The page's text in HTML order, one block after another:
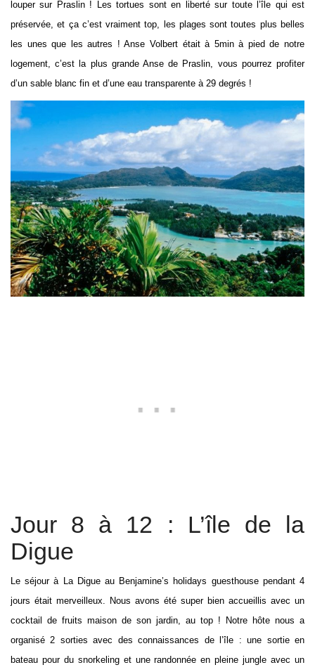
louper sur Praslin ! Les tortues sont en liberté sur toute l’île qui est
préservée, et ça c’est vraiment top, les plages sont toutes plus belles
les unes que les autres ! Anse Volbert était à 5min à pied de notre
logement, c’est la plus grande Anse de Praslin, vous pourrez profiter
d’un sable blanc fin et d’une eau transparente à 29 degrés !
Jour 8 à 12 : L’île de la
Digue
Le séjour à La Digue au Benjamine’s holidays guesthouse pendant 4
jours était merveilleux. Nous avons été super bien accueillis avec un
cocktail de fruits maison de son jardin, au top ! Notre hôte nous a
organisé 2 sorties avec des connaissances de l’île : une sortie en
bateau pour du snorkeling et une randonnée en pleine jungle avec un